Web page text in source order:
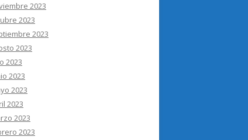
2023
2023
2023
2023
2023
2023
2023
2023
2023
2023